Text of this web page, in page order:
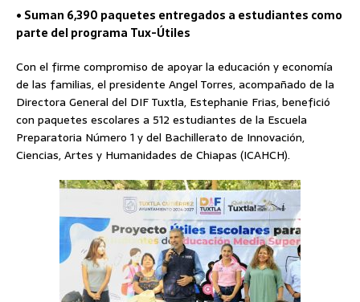
• Suman 6,390 paquetes entregados a estudiantes como
parte del programa Tux-Útiles
Con el firme compromiso de apoyar la educación y economía
de las familias, el presidente Angel Torres, acompañado de la
Directora General del DIF Tuxtla, Estephanie Frias, benefició
con paquetes escolares a 512 estudiantes de la Escuela
Preparatoria Número 1 y del Bachillerato de Innovación,
Ciencias, Artes y Humanidades de Chiapas (ICAHCH).